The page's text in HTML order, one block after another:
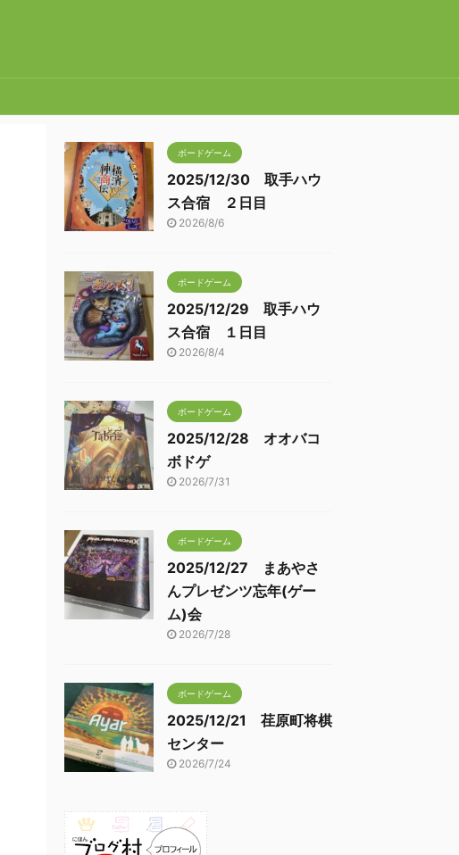
ボードゲーム
2025/12/30 取手ハウ
ス合宿 ２日目
2026/8/6
ボードゲーム
2025/12/29 取手ハウ
ス合宿 １日目
2026/8/4
ボードゲーム
2025/12/28 オオバコ
ボドゲ
2026/7/31
ボードゲーム
2025/12/27 まあやさ
んプレゼンツ忘年(ゲー
ム)会
2026/7/28
ボードゲーム
2025/12/21 荏原町将棋
センター
2026/7/24